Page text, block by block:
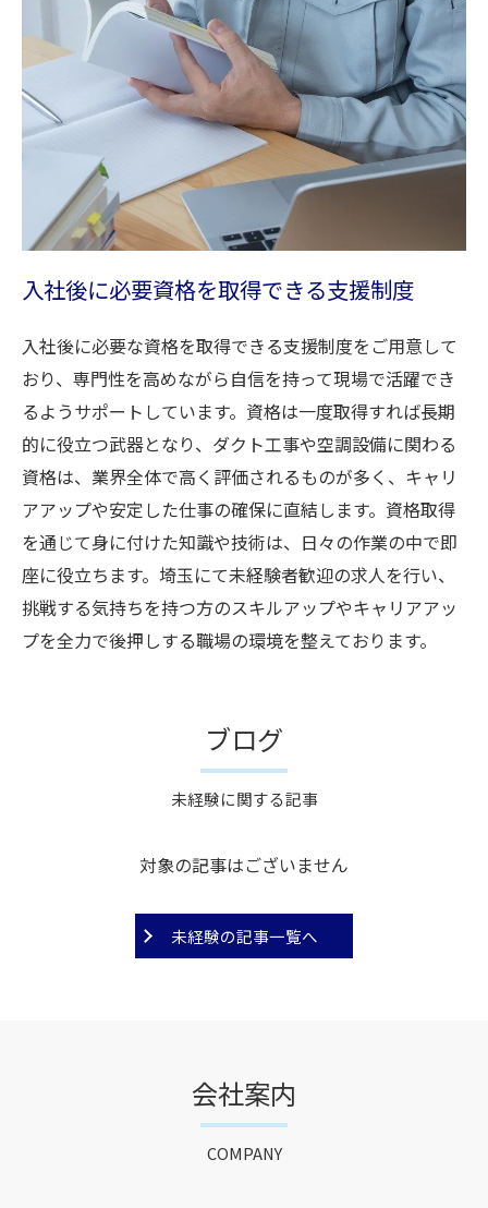
入社後に必要資格を取得できる支援制度
入社後に必要な資格を取得できる支援制度をご用意して
おり、専門性を高めながら自信を持って現場で活躍でき
るようサポートしています。資格は一度取得すれば長期
的に役立つ武器となり、ダクト工事や空調設備に関わる
資格は、業界全体で高く評価されるものが多く、キャリ
アアップや安定した仕事の確保に直結します。資格取得
を通じて身に付けた知識や技術は、日々の作業の中で即
座に役立ちます。埼玉にて未経験者歓迎の求人を行い、
挑戦する気持ちを持つ方のスキルアップやキャリアアッ
プを全力で後押しする職場の環境を整えております。
ブログ
未経験に関する記事
対象の記事はございません
未経験の記事一覧へ
会社案内
COMPANY